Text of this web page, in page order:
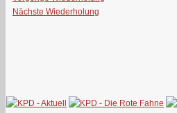
Nächste Wiederholung